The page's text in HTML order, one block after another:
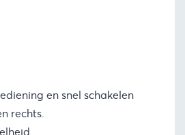
en snel schakelen
rechts.